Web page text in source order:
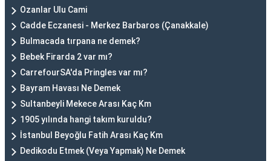
Ozanlar Ulu Cami
Cadde Eczanesi - Merkez Barbaros (Çanakkale)
Bulmacada tırpana ne demek?
Bebek Firarda 2 var mı?
CarrefourSA'da Pringles var mı?
Bayram Havası Ne Demek
Sultanbeyli Mekece Arası Kaç Km
1905 yılında hangi takım kuruldu?
İstanbul Beyoğlu Fatih Arası Kaç Km
Dedikodu Etmek (Veya Yapmak) Ne Demek